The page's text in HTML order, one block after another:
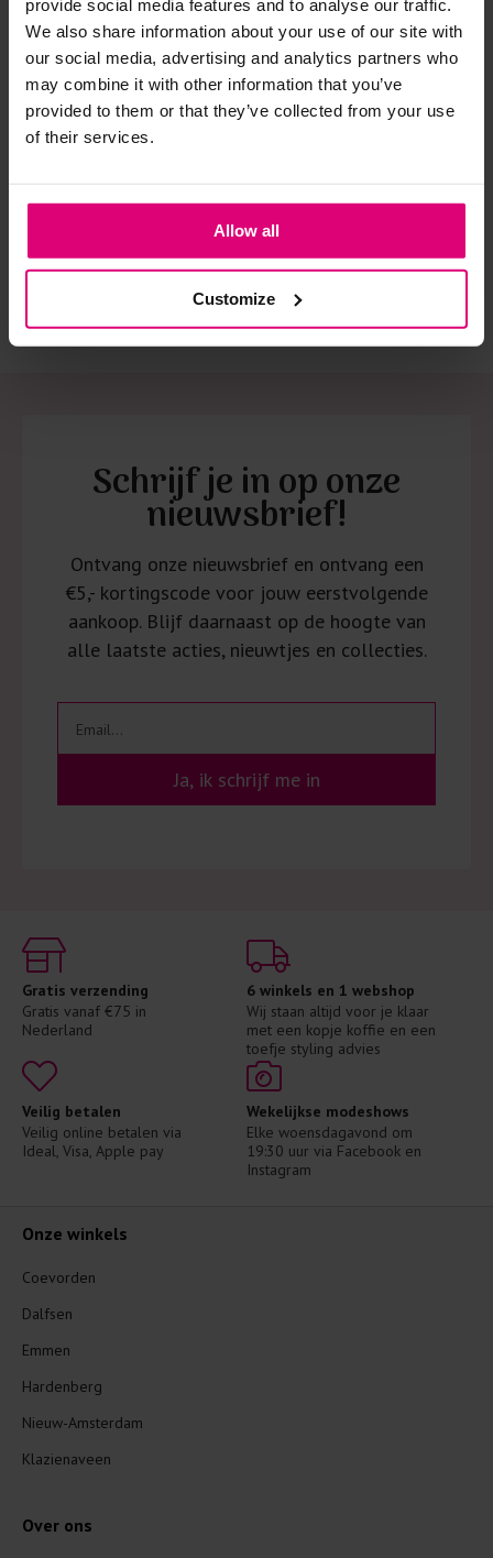
provide social media features and to analyse our traffic.
We also share information about your use of our site with
our social media, advertising and analytics partners who
may combine it with other information that you’ve
provided to them or that they’ve collected from your use
of their services.
Allow all
Customize
Strijkijzer/droogtrommel:
Kledingstukken met elastine zijn niet bestand tegen de hitte
van het strijkijzer en/of de droogtrommel. Ook in veel
spijkerbroeken is elastine (stretch) verwerkt en mogen dus
FreeQuent
€ 26.99
€ 44.99
Schrijf je in op onze
nieuwsbrief!
Ontvang onze nieuwsbrief en ontvang een
€5,- kortingscode voor jouw eerstvolgende
aankoop. Blijf daarnaast op de hoogte van
alle laatste acties, nieuwtjes en collecties.
Ja, ik schrijf me in
Gratis verzending
Gratis vanaf €75 in
Nederland
6 winkels en 1 webshop
Wij staan altijd voor je klaar
met een kopje koffie en een
toefje styling advies
Veilig betalen
Veilig online betalen via
Ideal, Visa, Apple pay
Wekelijkse modeshows
Elke woensdagavond om
19:30 uur via Facebook en
Instagram
Onze winkels
Coevorden
Dalfsen
Emmen
Hardenberg
Nieuw-Amsterdam
Klazienaveen
Over ons